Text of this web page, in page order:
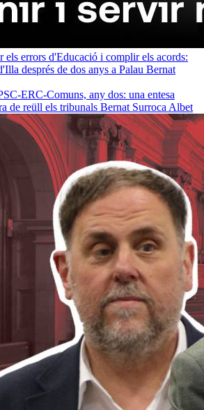
els errors d'Educació i complir els acords:
després de dos anys a Palau Bernat
ERC-Comuns, any dos: una entesa
de reüll els tribunals Bernat Surroca Albet